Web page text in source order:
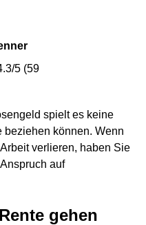
5 (59
spielt es keine
beziehen können. Wenn
verlieren, haben Sie
auf
gehen